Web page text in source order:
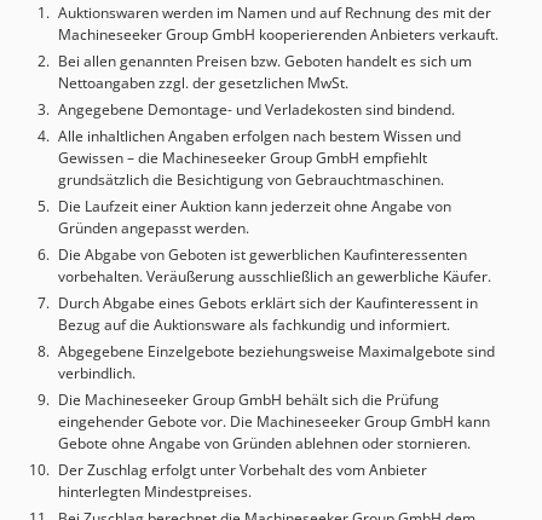
mm Achsabstand zwischen Fräser und Werkstück - min. 30
mm Fräskopf - schwenkbar 120 ° Fräserdrehzahlen 70 -
400 U/min Axialvorschübe 0,25 - 4,0 mm/U
Radialvorschübe 0,09 - 1,5 mm/U Gesamtleistungsbedarf
ca. 9,5 kW Maschinengewicht ca. 3,5 t Raumbedarf ca.
1730x1400x1440 mm Ausstattung/Zubehör: - Wechselräder
- Fräsdorne - Spannmittel Dra8M7 - Dokumentation
Auktionswaren werden im Namen und auf Rechnung des mit der
Machineseeker Group GmbH kooperierenden Anbieters verkauft.
Bei allen genannten Preisen bzw. Geboten handelt es sich um
Nettoangaben zzgl. der gesetzlichen MwSt.
Angegebene Demontage- und Verladekosten sind bindend.
Alle inhaltlichen Angaben erfolgen nach bestem Wissen und
Gewissen – die Machineseeker Group GmbH empfiehlt
grundsätzlich die Besichtigung von Gebrauchtmaschinen.
Die Laufzeit einer Auktion kann jederzeit ohne Angabe von
Gründen angepasst werden.
Die Abgabe von Geboten ist gewerblichen Kaufinteressenten
vorbehalten. Veräußerung ausschließlich an gewerbliche Käufer.
Durch Abgabe eines Gebots erklärt sich der Kaufinteressent in
Bezug auf die Auktionsware als fachkundig und informiert.
Abgegebene Einzelgebote beziehungsweise Maximalgebote sind
verbindlich.
Die Machineseeker Group GmbH behält sich die Prüfung
eingehender Gebote vor. Die Machineseeker Group GmbH kann
Gebote ohne Angabe von Gründen ablehnen oder stornieren.
Der Zuschlag erfolgt unter Vorbehalt des vom Anbieter
hinterlegten Mindestpreises.